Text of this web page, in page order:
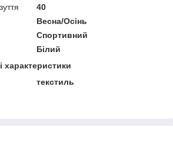
40
Весна/Осінь
Спортивний
Білий
характеристики
текстиль